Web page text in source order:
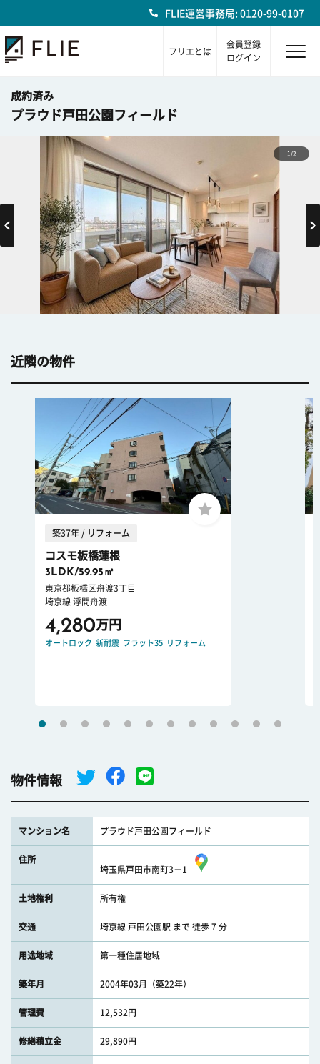
FLIE運営事務局: 0120-99-0107
フリエとは
会員登録
ログイン
成約済み
プラウド戸田公園フィールド
1/2
近隣の物件
築37年 / リフォーム
コスモ板橋蓮根
3LDK/59.95㎡
東京都板橋区舟渡3丁目
埼京線 浮間舟渡
4,280万円
オートロック 新耐震 フラット35 リフォーム
物件情報
マンション名 プラウド戸田公園フィールド
住所
埼玉県戸田市南町3－1
土地権利 所有権
交通 埼京線 戸田公園駅 まで 徒歩 7 分
用途地域 第一種住居地域
築年月 2004年03月（築22年）
管理費 12,532円
修繕積立金 29,890円